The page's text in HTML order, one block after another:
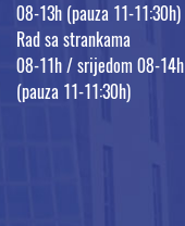
08-13h (pauza 11-11:30h)
Rad sa strankama
08-11h / srijedom 08-14h
(pauza 11-11:30h)